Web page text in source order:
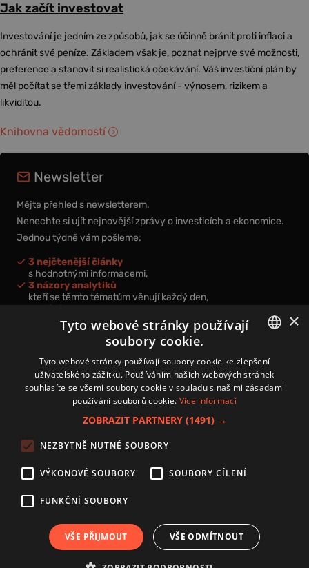
Jak začít investovat
Investování je jedním ze způsobů, jak se účinně bránit proti inflaci a
ochránit své peníze. Základem však je, poznat nejprve své možnosti,
preference a stanovit si realistická očekávání. Váš investiční plán by
měl počítat se třemi základy investování - výnosem, rizikem a
likviditou.
Knihovna vědomostí
Newsletter
Mějte přehled s newsletterem.
Nenechte si ujít nejnovější zprávy o investicích a ekonomice.
Jednou týdně vám pošleme:
3 nejčtenější články
s hodnotnými informacemi,
3 názory analytiků
kteří se těmto tématům věnují každý den,
nová videa a podcasty
k prohloubení vašich znalostí.
Přihlášením k newsletteru vyjadřujete svůj souhlas spodmínkami
zpracování osobních údajů.
Zásady používání souborů cookies
Autoři
Nastavení cookies
CZECH
×
Tyto webové stránky používají
soubory cookie.
Tyto webové stránky používají soubory cookie ke zlepšení
uživatelského zážitku. Používáním našich webových stránek
souhlasíte se všemi soubory cookie v souladu s našimi zásadami
používání souborů cookie. Více informací
ZOBRAZIT PARTNERY (1491) →
NEZBYTNĚ NUTNÉ SOUBORY
VÝKONOVÉ SOUBORY SOUBORY CÍLENÍ
FUNKČNÍ SOUBORY
VŠE PŘIJMOUT VŠE ODMÍTNOUT